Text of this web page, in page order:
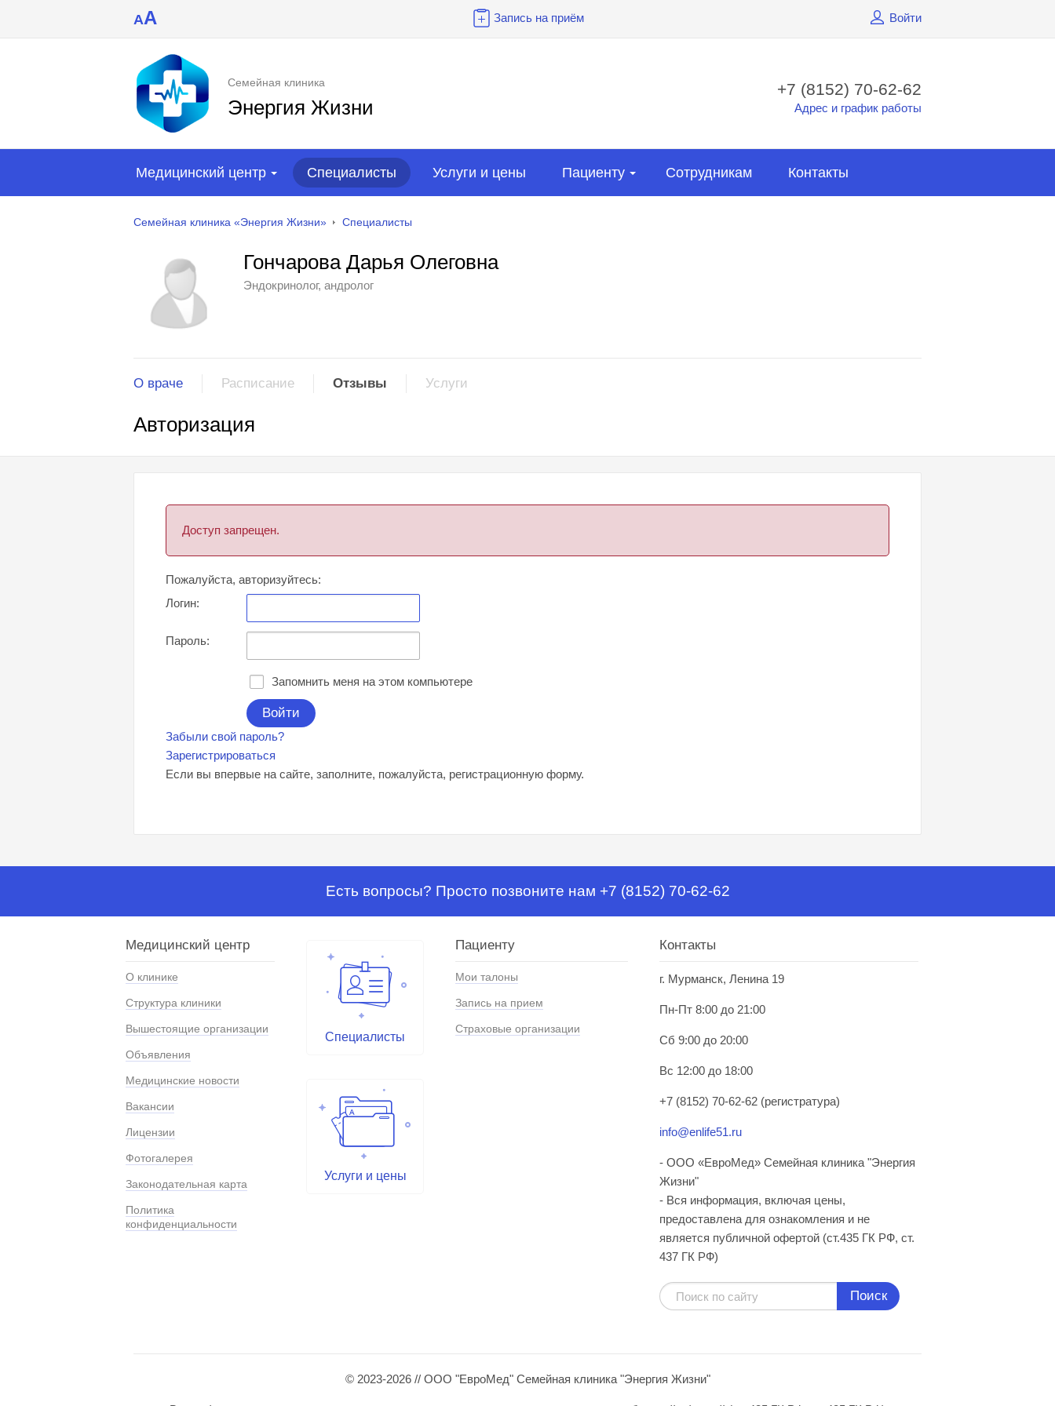
AA Запись на приём Войти
Семейная клиника
Энергия Жизни
+7 (8152) 70-62-62
Адрес и график работы
Медицинский центр Специалисты Услуги и цены Пациенту Сотрудникам Контакты
Семейная клиника «Энергия Жизни» Специалисты
Гончарова Дарья Олеговна
Эндокринолог, андролог
О враче Расписание Отзывы Услуги
Авторизация
Доступ запрещен.
Пожалуйста, авторизуйтесь:
Логин:
Пароль:
Запомнить меня на этом компьютере
Забыли свой пароль?
Зарегистрироваться
Если вы впервые на сайте, заполните, пожалуйста, регистрационную форму.
Есть вопросы? Просто позвоните нам +7 (8152) 70-62-62
Медицинский центр
О клинике
Структура клиники
Вышестоящие организации
Объявления
Медицинские новости
Вакансии
Лицензии
Фотогалерея
Законодательная карта
Политика
конфиденциальности
Специалисты
Услуги и цены
Пациенту
Мои талоны
Запись на прием
Страховые организации
Контакты
г. Мурманск, Ленина 19
Пн-Пт 8:00 до 21:00
Сб 9:00 до 20:00
Вс 12:00 до 18:00
+7 (8152) 70-62-62 (регистратура)
info@enlife51.ru
- ООО «ЕвроМед» Семейная клиника "Энергия
Жизни"
- Вся информация, включая цены,
предоставлена для ознакомления и не
является публичной офертой (ст.435 ГК РФ, cт.
437 ГК РФ)
Поиск
© 2023-2026 // ООО "ЕвроМед" Семейная клиника "Энергия Жизни"